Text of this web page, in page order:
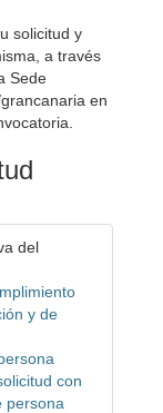
solicitud y
a través
Sede
en
del
y de
con
persona